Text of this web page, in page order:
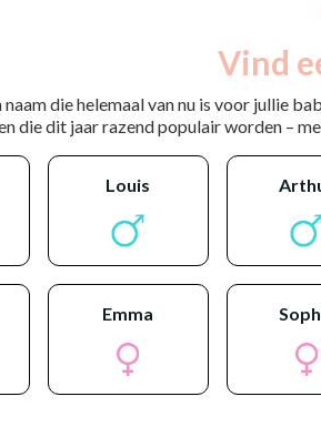
Vind
naam die helemaal van nu is voor jullie
die dit jaar razend populair worden –
louis
emma